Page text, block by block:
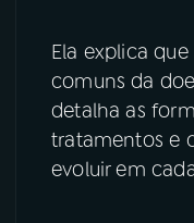
TikTok
Ela explica
comuns da
detalha as
tratamentos e
evoluir em